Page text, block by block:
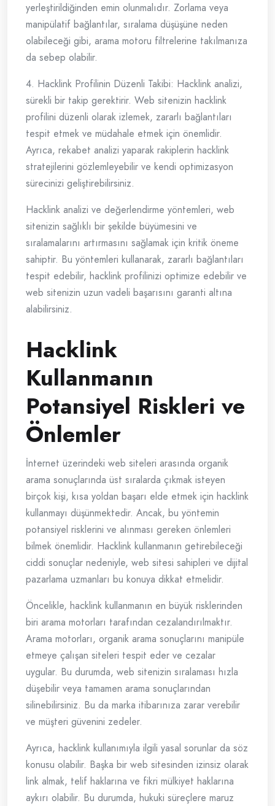
yerleştirildiğinden emin olunmalıdır. Zorlama veya
manipülatif bağlantılar, sıralama düşüşüne neden
olabileceği gibi, arama motoru filtrelerine takılmanıza
da sebep olabilir.
4. Hacklink Profilinin Düzenli Takibi: Hacklink analizi,
sürekli bir takip gerektirir. Web sitenizin hacklink
profilini düzenli olarak izlemek, zararlı bağlantıları
tespit etmek ve müdahale etmek için önemlidir.
Ayrıca, rekabet analizi yaparak rakiplerin hacklink
stratejilerini gözlemleyebilir ve kendi optimizasyon
sürecinizi geliştirebilirsiniz.
Hacklink analizi ve değerlendirme yöntemleri, web
sitenizin sağlıklı bir şekilde büyümesini ve
sıralamalarını artırmasını sağlamak için kritik öneme
sahiptir. Bu yöntemleri kullanarak, zararlı bağlantıları
tespit edebilir, hacklink profilinizi optimize edebilir ve
web sitenizin uzun vadeli başarısını garanti altına
alabilirsiniz.
Hacklink
Kullanmanın
Potansiyel Riskleri ve
Önlemler
İnternet üzerindeki web siteleri arasında organik
arama sonuçlarında üst sıralarda çıkmak isteyen
birçok kişi, kısa yoldan başarı elde etmek için hacklink
kullanmayı düşünmektedir. Ancak, bu yöntemin
potansiyel risklerini ve alınması gereken önlemleri
bilmek önemlidir. Hacklink kullanmanın getirebileceği
ciddi sonuçlar nedeniyle, web sitesi sahipleri ve dijital
pazarlama uzmanları bu konuya dikkat etmelidir.
Öncelikle, hacklink kullanmanın en büyük risklerinden
biri arama motorları tarafından cezalandırılmaktır.
Arama motorları, organik arama sonuçlarını manipüle
etmeye çalışan siteleri tespit eder ve cezalar
uygular. Bu durumda, web sitenizin sıralaması hızla
düşebilir veya tamamen arama sonuçlarından
silinebilirsiniz. Bu da marka itibarınıza zarar verebilir
ve müşteri güvenini zedeler.
Ayrıca, hacklink kullanımıyla ilgili yasal sorunlar da söz
konusu olabilir. Başka bir web sitesinden izinsiz olarak
link almak, telif haklarına ve fikri mülkiyet haklarına
aykırı olabilir. Bu durumda, hukuki süreçlere maruz